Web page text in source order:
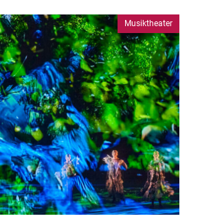
Musiktheater